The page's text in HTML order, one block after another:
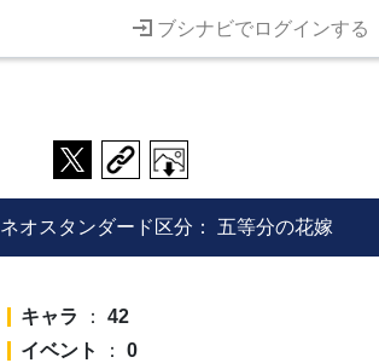
ブシナビでログインする
ネオスタンダード区分： 五等分の花嫁
キャラ ： 42
イベント
： 0